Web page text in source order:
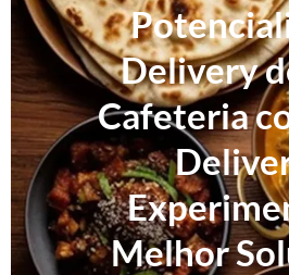
Delivery
Cafeteria
Melhor